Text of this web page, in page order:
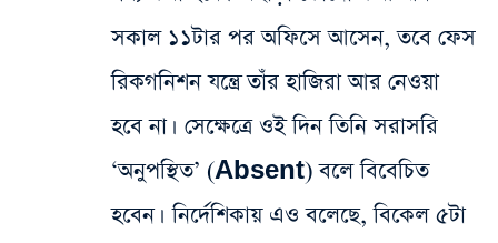
সকাল ১১টার পর অফিসে আসেন, তবে ফেস
রিকগনিশন যন্ত্রে তাঁর হাজিরা আর নেওয়া
হবে না। সেক্ষেত্রে ওই দিন তিনি সরাসরি
‘অনুপস্থিত’ (Absent) বলে বিবেচিত
হবেন। নির্দেশিকায় এও বলেছে, বিকেল ৫টা